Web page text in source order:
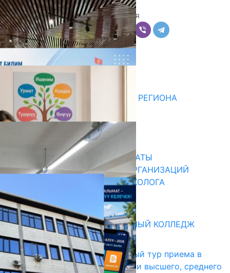
Поделиться
Комментарии
Последние новости
ДЛЯ МЕТОДИСТОВ ЮЖНОГО РЕГИОНА
НАЧАЛОСЬ ОБУЧЕНИЕ
05.08.2026
В ПРИМЕРНЫЕ ТИПОВЫЕ ШТАТЫ
ОБЩЕОБРАЗОВАТЕЛЬНЫХ ОРГАНИЗАЦИЙ
ВВЕДЕНА ДОЛЖНОСТЬ ПСИХОЛОГА
31.07.2026
Абитуриент
БИШКЕКСКИЙ УНИВЕРСАЛЬНЫЙ КОЛЛЕДЖ
17.07.2026
В Кыргызстане начался первый тур приема в
образовательные организации высшего, среднего